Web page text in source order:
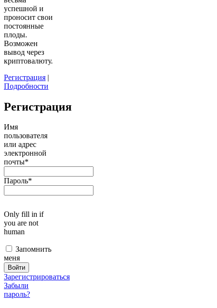
успешной и
проносит свои
постоянные
плоды.
Возможен
вывод через
криптовалюту.
Регистрация |
Подробности
Регистрация
Имя
пользователя
или адрес
электронной
почты*
Пароль*
Only fill in if
you are not
human
Запомнить
меня
Зарегистрироваться
Забыли
пароль?